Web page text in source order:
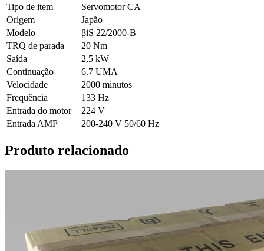
Tipo de item
Servomotor CA
Origem
Japão
Modelo
βiS 22/2000-B
TRQ de parada
20 Nm
Saída
2,5 kW
Continuação
6.7 UMA
Velocidade
2000 minutos
Frequência
133 Hz
Entrada do motor
224 V
Entrada AMP
200-240 V 50/60 Hz
Produto relacionado